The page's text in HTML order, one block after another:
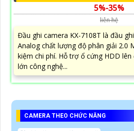
5%-35%
liên hệ
Đầu ghi camera KX-7108T là đầu
Analog chất lượng độ phân giải 2.0
kiệm chi phí. Hỗ trợ ổ cứng HDD
lớn công nghệ...
CAMERA THEO CHỨC NĂNG